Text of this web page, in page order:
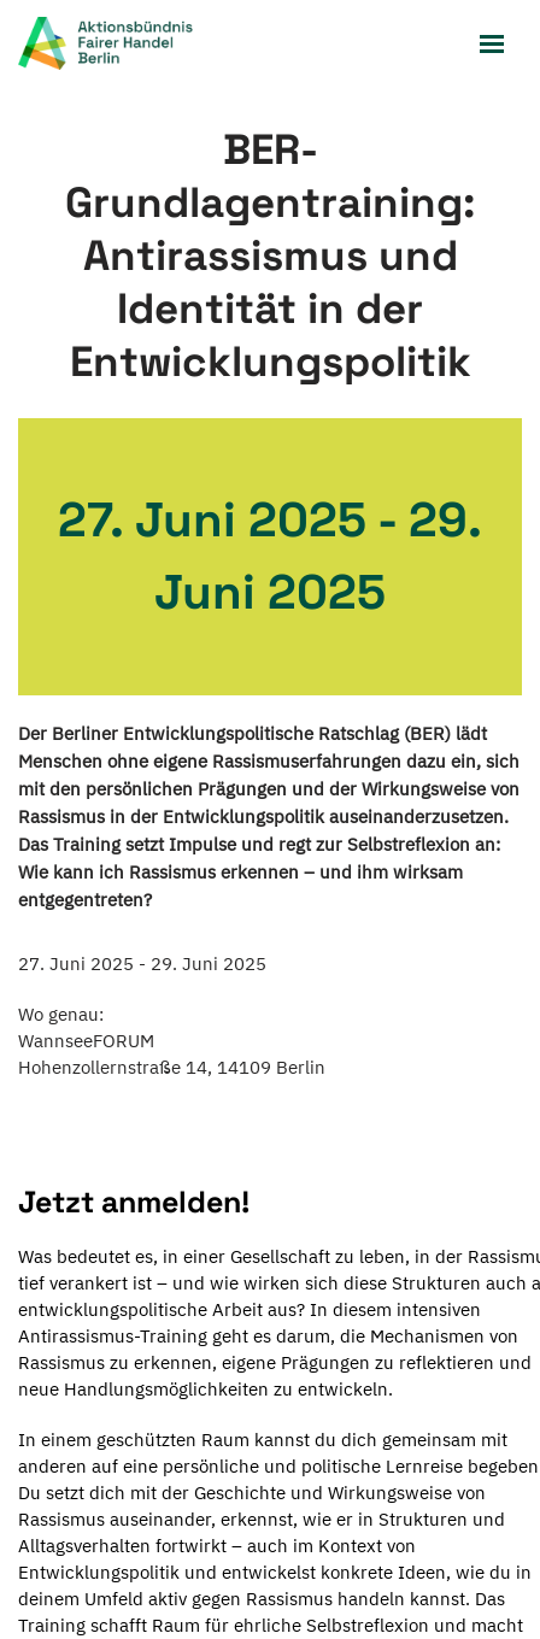
Zum
BER-
Grundlagentraining:
Antirassismus und
Identität in der
Entwicklungspolitik
27. Juni 2025 - 29.
Juni 2025
Der Berliner Entwicklungspolitische Ratschlag (BER) lädt
Menschen ohne eigene Rassismuserfahrungen dazu ein, sich
mit den persönlichen Prägungen und der Wirkungsweise von
Rassismus in der Entwicklungspolitik auseinanderzusetzen.
Das Training setzt Impulse und regt zur Selbstreflexion an:
Wie kann ich Rassismus erkennen – und ihm wirksam
entgegentreten?
27. Juni 2025 - 29. Juni 2025
Wo genau:
WannseeFORUM
Hohenzollernstraße 14, 14109 Berlin
Jetzt anmelden!
Was bedeutet es, in einer Gesellschaft zu leben, in der
tief verankert ist – und wie wirken sich diese Strukturen auch
entwicklungspolitische Arbeit aus? In diesem intensiven
Antirassismus-Training geht es darum, die Mechanismen von
Rassismus zu erkennen, eigene Prägungen zu reflektieren und
neue Handlungsmöglichkeiten zu entwickeln.
In einem geschützten Raum kannst du dich gemeinsam mit
anderen auf eine persönliche und politische Lernreise
Du setzt dich mit der Geschichte und Wirkungsweise von
Rassismus auseinander, erkennst, wie er in Strukturen und
Alltagsverhalten fortwirkt – auch im Kontext von
Entwicklungspolitik und entwickelst konkrete Ideen, wie du in
deinem Umfeld aktiv gegen Rassismus handeln kannst. Das
Training schafft Raum für ehrliche Selbstreflexion und macht